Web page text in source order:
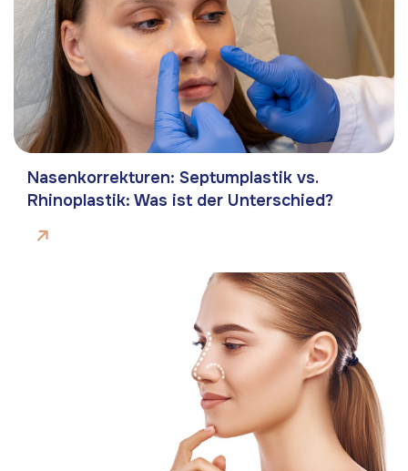
Nasenkorrekturen: Septumplastik vs.
Rhinoplastik: Was ist der Unterschied?